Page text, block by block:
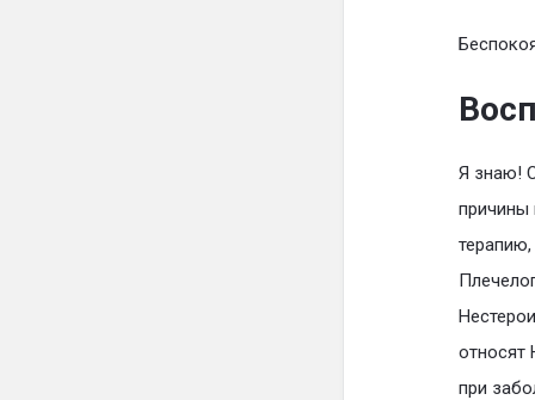
Я знаю!
причины
относят
при